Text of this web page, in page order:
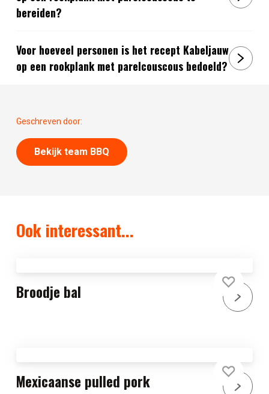
bereiden?
Voor hoeveel personen is het recept Kabeljauw
op een rookplank met parelcouscous bedoeld?
Geschreven door:
Bekijk team BBQ
Ook interessant...
Broodje bal
Mexicaanse pulled pork